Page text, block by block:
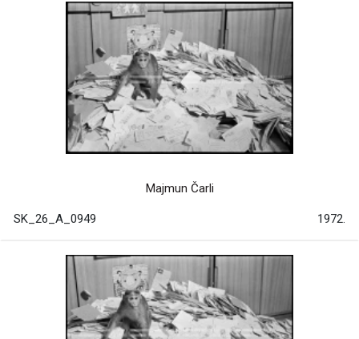
Majmun Čarli
SK_26_A_0949 1972.